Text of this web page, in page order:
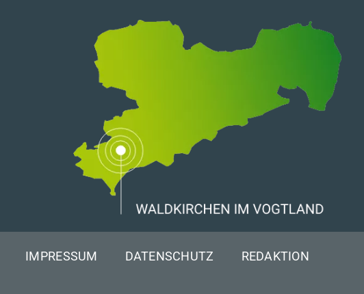
IMPRESSUM DATENSCHUTZ REDAKTION